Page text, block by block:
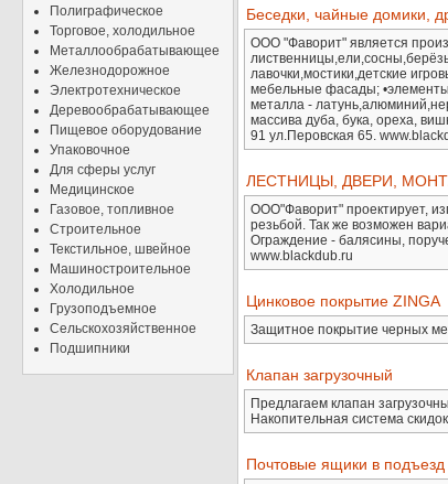
Полиграфическое
Торговое, холодильное
Металлообрабатывающее
Железнодорожное
Электротехническое
Деревообрабатывающее
Пищевое оборудование
Упаковочное
Для сферы услуг
Медицинское
Газовое, топливное
Строительное
Текстильное, швейное
Машиностроительное
Холодильное
Грузоподъемное
Сельскохозяйственное
Подшипники
Беседки, чайные домики,
ООО "Фаворит" является
лавочки,мостики,детские
мебельные фасады; •элементы
металла -
массива дуба, бука, ореха,
91 ул.Перовская 65.
ЛЕСТНИЦЫ, ДВЕРИ,
ООО"Фаворит" проектирует,
резьбой. Так же возможен
Ограждение - балясины,
www.blackdub.ru
Цинковое покрытие ZINGA
Защитное покрытие черных
Клапан загрузочный
Предлагаем клапан
Накопительная система
Почтовые ящики в подъезд